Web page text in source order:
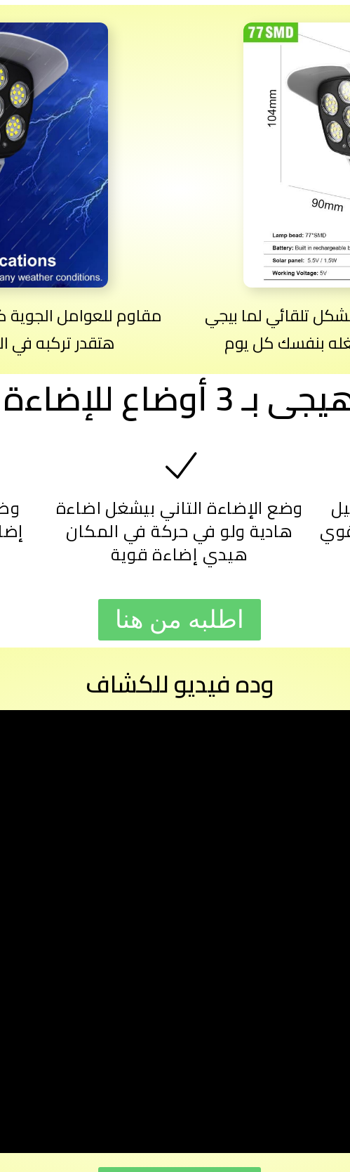
مقاوم للعوامل الجوية
هتقدر تركبه في
تلقائي لما بيجي
بنفسك كل يوم
بـ 3 أوضاع للإضاءة
وضع الإضاءة التاني بيشغل اضاءة
هادية ولو في حركة في المكان
هيدي إضاءة قوية
اطلبه من هنا
وده فيديو للكشاف